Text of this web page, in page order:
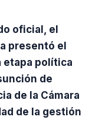
oficial, el
presentó el
etapa política
de
de la Cámara
de la gestión